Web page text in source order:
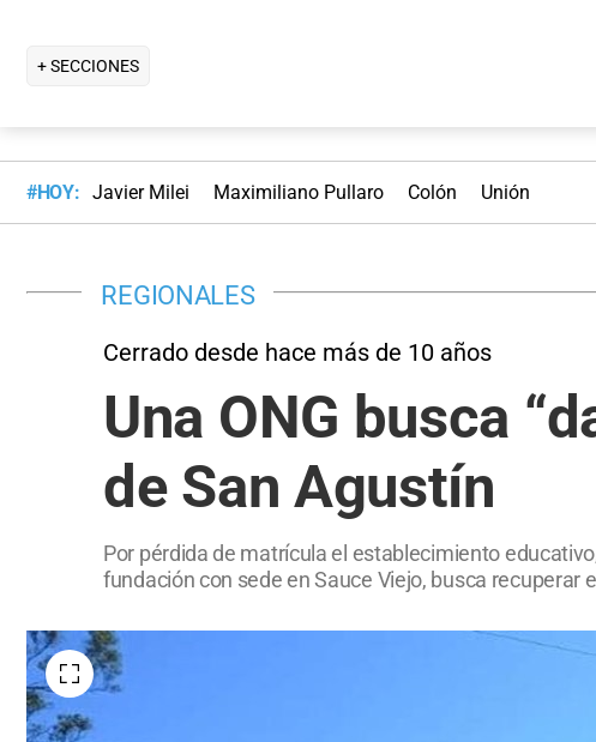
+ SECCIONES
#HOY: Javier Milei Maximiliano Pullaro Colón Unión
REGIONALES
Cerrado desde hace más de 10 años
Una ONG busca
de San Agustín
Por pérdida de matrícula el establecimiento
fundación con sede en Sauce Viejo, busca recuperar